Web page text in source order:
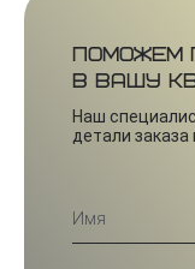
Поможем
в вашу
Наш
детали